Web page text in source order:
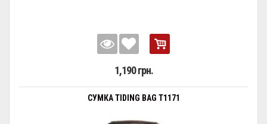
1,190 грн.
СУМКА TIDING BAG T1171